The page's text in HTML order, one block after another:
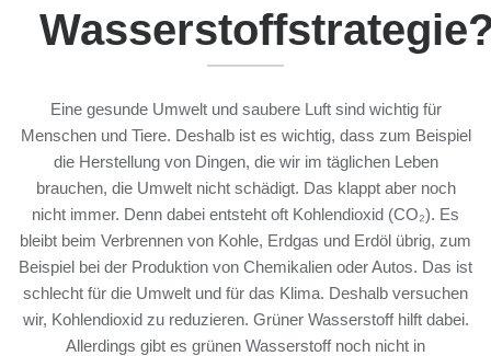
Eine gesunde Umwelt und saubere Luft sind wichtig für
Menschen und Tiere. Deshalb ist es wichtig, dass zum Beispiel
die Herstellung von Dingen, die wir im täglichen Leben
brauchen, die Umwelt nicht schädigt. Das klappt aber noch
nicht immer. Denn dabei entsteht oft Kohlendioxid (CO₂). Es
bleibt beim Verbrennen von Kohle, Erdgas und Erdöl übrig, zum
Beispiel bei der Produktion von Chemikalien oder Autos. Das ist
schlecht für die Umwelt und für das Klima. Deshalb versuchen
wir, Kohlendioxid zu reduzieren. Grüner Wasserstoff hilft dabei.
Allerdings gibt es grünen Wasserstoff noch nicht in